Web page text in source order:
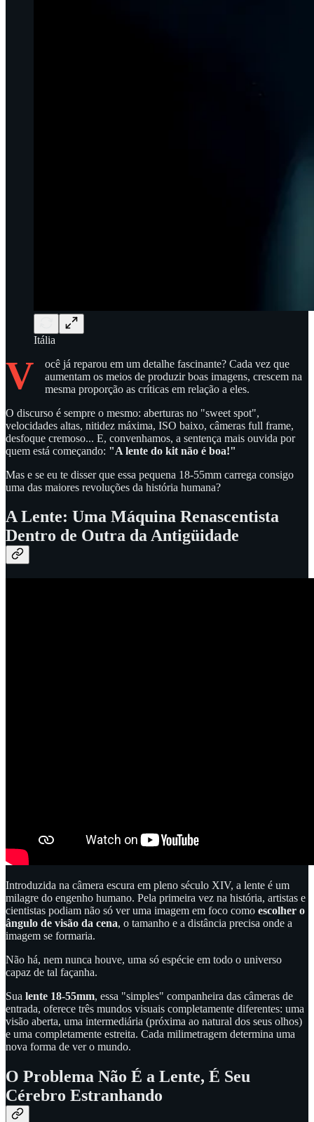
Itália
V
ocê já reparou em um detalhe fascinante? Cada vez que
aumentam os meios de produzir boas imagens, crescem na
mesma proporção as críticas em relação a eles.
O discurso é sempre o mesmo: aberturas no "sweet spot",
velocidades altas, nitidez máxima, ISO baixo, câmeras full frame,
desfoque cremoso... E, convenhamos, a sentença mais ouvida por
quem está começando: "A lente do kit não é boa!"
Mas e se eu te disser que essa pequena 18-55mm carrega consigo
uma das maiores revoluções da história humana?
A Lente: Uma Máquina Renascentista
Dentro de Outra da Antigüidade
Introduzida na câmera escura em pleno século XIV, a lente é um
milagre do engenho humano. Pela primeira vez na história, artistas e
cientistas podiam não só ver uma imagem em foco como escolher o
ângulo de visão da cena, o tamanho e a distância precisa onde a
imagem se formaria.
Não há, nem nunca houve, uma só espécie em todo o universo
capaz de tal façanha.
Sua lente 18-55mm, essa "simples" companheira das câmeras de
entrada, oferece três mundos visuais completamente diferentes: uma
visão aberta, uma intermediária (próxima ao natural dos seus olhos)
e uma completamente estreita. Cada milimetragem determina uma
nova forma de ver o mundo.
O Problema Não É a Lente, É Seu
Cérebro Estranhando